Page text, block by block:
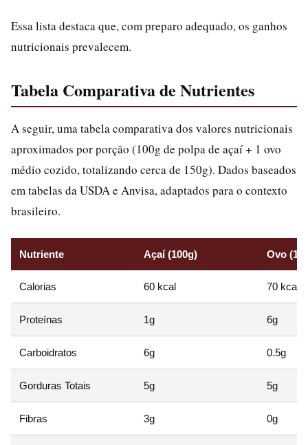
Essa lista destaca que, com preparo adequado, os ganhos
nutricionais prevalecem.
Tabela Comparativa de Nutrientes
A seguir, uma tabela comparativa dos valores nutricionais
aproximados por porção (100g de polpa de açaí + 1 ovo
médio cozido, totalizando cerca de 150g). Dados baseados
em tabelas da USDA e Anvisa, adaptados para o contexto
brasileiro.
Nutriente Açaí (100g) Ovo (1
Calorias 60 kcal 70 kcal
Proteínas 1g 6g
Carboidratos 6g 0.5g
Gorduras Totais 5g 5g
Fibras 3g 0g